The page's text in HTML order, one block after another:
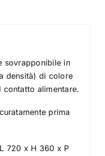
sovrapponibile in
densità) di colore
contatto alimentare.
prima
L 720 x H 360 x P